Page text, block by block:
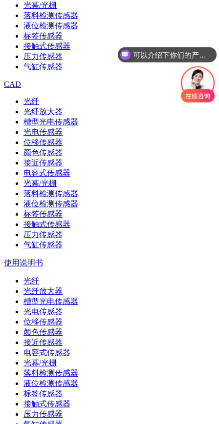
光幕/光栅
落料检测传感器
液位检测传感器
标签传感器
接触式传感器
压力传感器
气缸传感器
CAD
光纤
光纤放大器
槽型光电传感器
光电传感器
位移传感器
颜色传感器
接近传感器
电容式传感器
光幕/光栅
落料检测传感器
液位检测传感器
标签传感器
接触式传感器
压力传感器
气缸传感器
使用说明书
光纤
光纤放大器
槽型光电传感器
光电传感器
位移传感器
颜色传感器
接近传感器
电容式传感器
光幕/光栅
落料检测传感器
液位检测传感器
标签传感器
接触式传感器
压力传感器
可以介绍下你们的产品么